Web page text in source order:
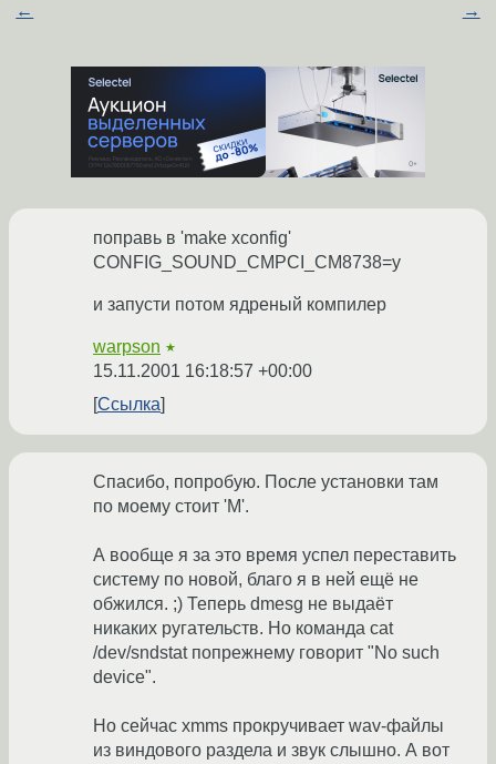
← →
поправь в 'make xconfig'
CONFIG_SOUND_CMPCI_CM8738=y
и запусти потом ядреный компилер
warpson ★
15.11.2001 16:18:57 +00:00
Ссылка
Спасибо, попробую. После установки там
по моему стоит 'M'.
А вообще я за это время успел переставить
систему по новой, благо я в ней ещё не
обжился. ;) Теперь dmesg не выдаёт
никаких ругательств. Но команда cat
/dev/sndstat попрежнему говорит "No such
device".
Но сейчас xmms прокручивает wav-файлы
из виндового раздела и звук слышно. А вот